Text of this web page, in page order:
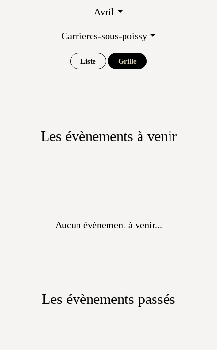
Avril
Carrieres-sous-poissy
Liste Grille
Les évènements à venir
Aucun évènement à venir...
Les évènements passés